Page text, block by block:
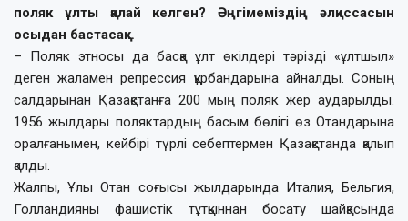
поляк ұлты қалай келген? Әңгімеміздің әлқиссасын
осыдан бастасақ…
– Поляк этносы да басқа ұлт өкілдері тәрізді «ұлтшыл»
деген жаламен репрессия құрбандарына айналды. Соның
салдарынан Қазақстанға 200 мың поляк жер аударылды.
1956 жылдары поляктардың басым бөлігі өз Отандарына
оралғанымен, кейбірі түрлі себептермен Қазақстанда қалып
қалды.
Жалпы, Ұлы Отан соғысы жылдарында Италия, Бельгия,
Голландияны фашистік тұтқыннан босату шайқасында